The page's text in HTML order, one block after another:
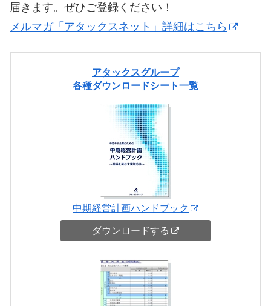
届きます。ぜひご登録ください！
メルマガ「アタックスネット」詳細はこちら
アタックスグループ
各種ダウンロードシート一覧
中期経営計画ハンドブック
ダウンロードする